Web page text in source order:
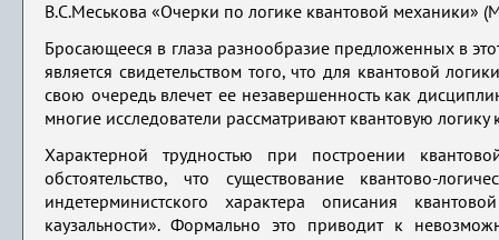
В.С.Меськова «Очерки по логике квантовой механики»
Бросающееся в глаза разнообразие предложенных в
является свидетельством того, что для квантовой
свою очередь влечет ее незавершенность как
многие исследователи рассматривают квантовую
Характерной трудностью при построении
обстоятельство, что существование квантово-
индетерминистского характера описания
каузальности». Формально это приводит к